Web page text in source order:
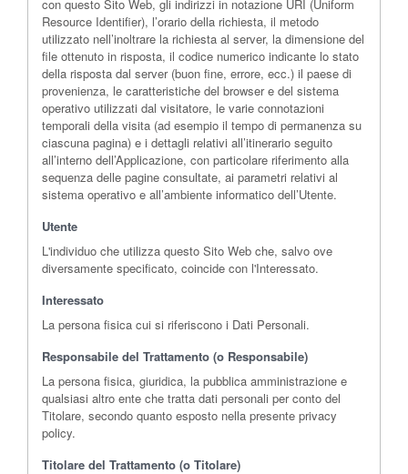
con questo Sito Web, gli indirizzi in notazione URI (Uniform
Resource Identifier), l’orario della richiesta, il metodo
utilizzato nell’inoltrare la richiesta al server, la dimensione del
file ottenuto in risposta, il codice numerico indicante lo stato
della risposta dal server (buon fine, errore, ecc.) il paese di
provenienza, le caratteristiche del browser e del sistema
operativo utilizzati dal visitatore, le varie connotazioni
temporali della visita (ad esempio il tempo di permanenza su
ciascuna pagina) e i dettagli relativi all’itinerario seguito
all’interno dell’Applicazione, con particolare riferimento alla
sequenza delle pagine consultate, ai parametri relativi al
sistema operativo e all’ambiente informatico dell’Utente.
Utente
L'individuo che utilizza questo Sito Web che, salvo ove
diversamente specificato, coincide con l'Interessato.
Interessato
La persona fisica cui si riferiscono i Dati Personali.
Responsabile del Trattamento (o Responsabile)
La persona fisica, giuridica, la pubblica amministrazione e
qualsiasi altro ente che tratta dati personali per conto del
Titolare, secondo quanto esposto nella presente privacy
policy.
Titolare del Trattamento (o Titolare)